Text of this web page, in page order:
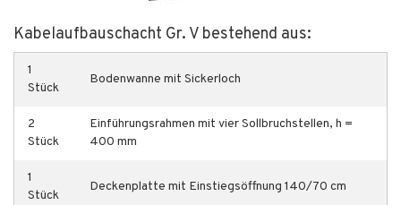
Kabelaufbauschacht Gr. V bestehend aus:
1
Stück
Bodenwanne mit Sickerloch
2
Stück
Einführungsrahmen mit vier Sollbruchstellen, h =
400 mm
1
Stück
Deckenplatte mit Einstiegsöffnung 140/70 cm